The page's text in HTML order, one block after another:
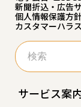
新聞折込・広告
個人情報保護方針
カスタマーハラ
検
索:
サービス案